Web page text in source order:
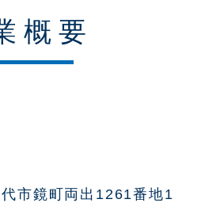
概要
市鏡町両出1261番地1